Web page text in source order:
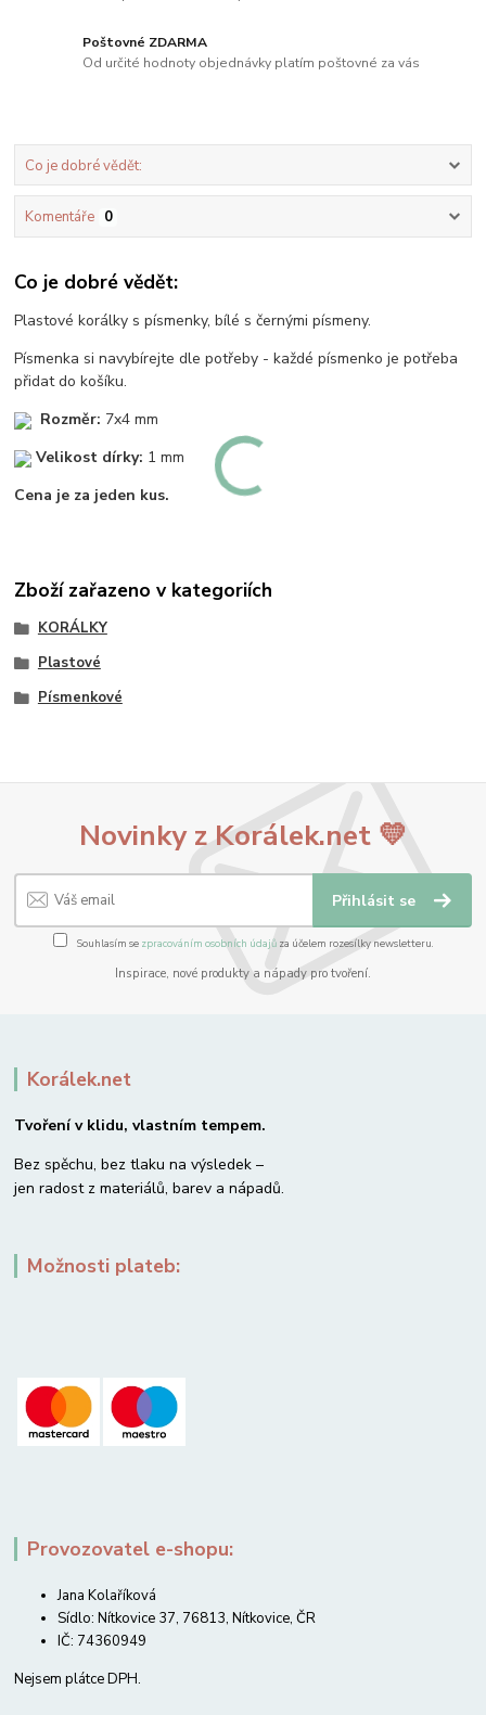
Poštovné ZDARMA
Od určité hodnoty objednávky platím poštovné za vás
Co je dobré vědět:
Komentáře 0
Co je dobré vědět:
Plastové korálky s písmenky, bílé s černými písmeny.
Písmenka si navybírejte dle potřeby - každé písmenko je potřeba
přidat do košíku.
Rozměr: 7x4 mm
Velikost dírky: 1 mm
Cena je za jeden kus.
Zboží zařazeno v kategoriích
KORÁLKY
Plastové
Písmenkové
Novinky z Korálek.net 💛
Přihlásit se
Souhlasím se zpracováním osobních údajůza účelem rozesílky newsletteru.
Inspirace, nové produkty a nápady pro tvoření.
Korálek.net
Tvoření v klidu, vlastním tempem.
Bez spěchu, bez tlaku na výsledek –
jen radost z materiálů, barev a nápadů.
Možnosti plateb:
Provozovatel e-shopu:
Jana Kolaříková
Sídlo: Nítkovice 37, 76813, Nítkovice, ČR
IČ: 74360949
Nejsem plátce DPH.